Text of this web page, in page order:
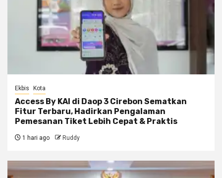
Ekbis Kota
Access By KAI di Daop 3 Cirebon Sematkan
Fitur Terbaru, Hadirkan Pengalaman
Pemesanan Tiket Lebih Cepat & Praktis
1 hari ago Ruddy